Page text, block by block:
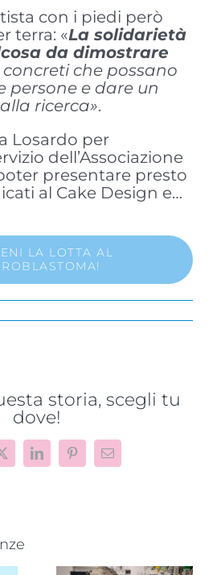
con i piedi però
terra: «La solidarietà
da dimostrare
che possano
persone e dare un
ricerca».
Losardo per
dell’Associazione
presentare presto
al Cake Design e…
LA LOTTA AL
storia, scegli tu
dove!
X LinkedInPinterestEmail